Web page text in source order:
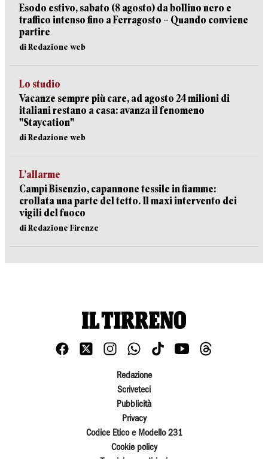
Esodo estivo, sabato (8 agosto) da bollino nero e
traffico intenso fino a Ferragosto – Quando conviene
partire
di Redazione web
Lo studio
Vacanze sempre più care, ad agosto 24 milioni di
italiani restano a casa: avanza il fenomeno
"Staycation"
di Redazione web
L’allarme
Campi Bisenzio, capannone tessile in fiamme:
crollata una parte del tetto. Il maxi intervento dei
vigili del fuoco
di Redazione Firenze
Redazione
Scriveteci
Pubblicità
Privacy
Codice Etico e Modello 231
Cookie policy